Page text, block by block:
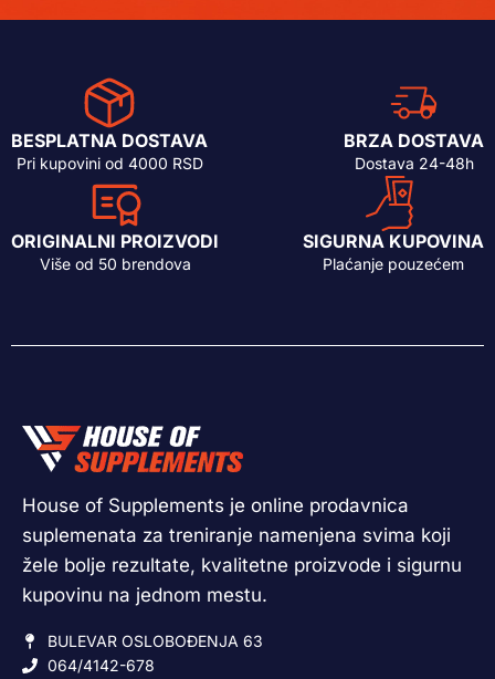
BESPLATNA DOSTAVA
Pri kupovini od 4000 RSD
BRZA DOSTAVA
Dostava 24-48h
ORIGINALNI PROIZVODI
Više od 50 brendova
SIGURNA KUPOVINA
Plaćanje pouzećem
House of Supplements je online prodavnica
suplemenata za treniranje namenjena svima koji
žele bolje rezultate, kvalitetne proizvode i sigurnu
kupovinu na jednom mestu.
BULEVAR OSLOBOĐENJA 63
064/4142-678